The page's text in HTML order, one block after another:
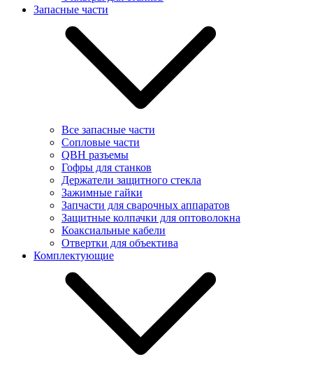
Запасные части
Все запасные части
Сопловые части
QBH разъемы
Гофры для станков
Держатели защитного стекла
Зажимные гайки
Запчасти для сварочных аппаратов
Защитные колпачки для оптоволокна
Коаксиальные кабели
Отвертки для объектива
Комплектующие